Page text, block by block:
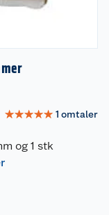
☆☆☆☆☆ 1 omtaler
og 1 stk